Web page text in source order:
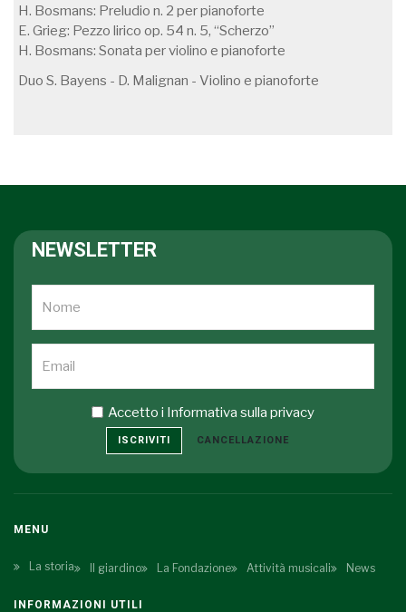
H. Bosmans: Preludio n. 2 per pianoforte
E. Grieg: Pezzo lirico op. 54 n. 5, “Scherzo”
H. Bosmans: Sonata per violino e pianoforte
Duo S. Bayens - D. Malignan - Violino e pianoforte
NEWSLETTER
Accetto i Informativa sulla privacy
ISCRIVITI CANCELLAZIONE
MENU
La storia Il giardino La Fondazione Attività musicali News
INFORMAZIONI UTILI